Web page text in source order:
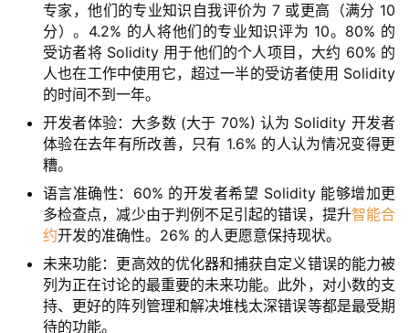
专家，他们的专业知识自我评价为 7 或更高（满分 10
分）。4.2% 的人将他们的专业知识评为 10。80% 的
受访者将 Solidity 用于他们的个人项目，大约 60% 的
人也在工作中使用它，超过一半的受访者使用 Solidity
的时间不到一年。
开发者体验：大多数 (大于 70%) 认为 Solidity 开发者
体验在去年有所改善，只有 1.6% 的人认为情况变得更
糟。
语言准确性：60% 的开发者希望 Solidity 能够增加更
多检查点，减少由于判例不足引起的错误，提升智能合
约开发的准确性。26% 的人更愿意保持现状。
未来功能：更高效的优化器和捕获自定义错误的能力被
列为正在讨论的最重要的未来功能。此外，对小数的支
持、更好的阵列管理和解决堆栈太深错误等都是最受期
待的功能。